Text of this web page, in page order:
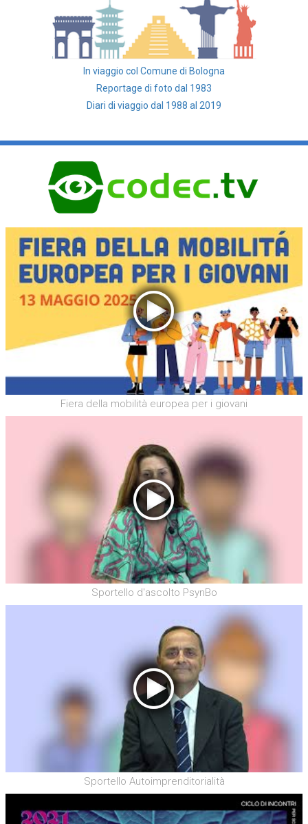
In viaggio col Comune di Bologna
Reportage di foto dal 1983
Diari di viaggio dal 1988 al 2019
Fiera della mobilità europea per i giovani
Sportello d'ascolto PsynBo
Sportello Autoimprenditorialità